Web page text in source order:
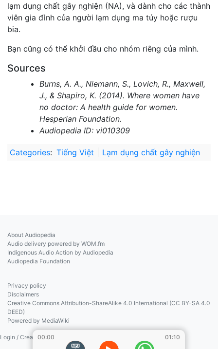
00:00 01:10
lạm dụng chất gây nghiện (NA), và dành cho các thành
viên gia đình của người lạm dụng ma túy hoặc rượu
bia.
Bạn cũng có thể khởi đầu cho nhóm riêng của mình.
Sources
Burns, A. A., Niemann, S., Lovich, R., Maxwell,
J., & Shapiro, K. (2014). Where women have
no doctor: A health guide for women.
Hesperian Foundation.
Audiopedia ID: vi010309
Categories: Tiếng Việt Lạm dụng chất gây nghiện
About Audiopedia
Audio delivery powered by WOM.fm
Indigenous Audio Action by Audiopedia
Audiopedia Foundation
Privacy policy
Disclaimers
Creative Commons Attribution-ShareAlike 4.0 International (CC BY-SA 4.0
DEED)
Powered by MediaWiki
Login / Create Account